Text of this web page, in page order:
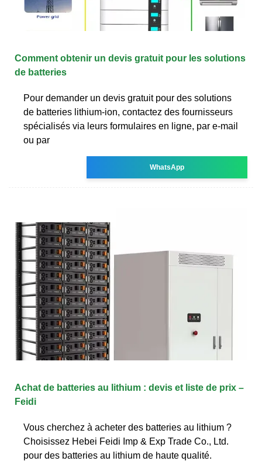
Comment obtenir un devis gratuit pour les solutions
de batteries
Pour demander un devis gratuit pour des solutions
de batteries lithium-ion, contactez des fournisseurs
spécialisés via leurs formulaires en ligne, par e-mail
ou par
WhatsApp
Achat de batteries au lithium : devis et liste de prix –
Feidi
Vous cherchez à acheter des batteries au lithium ?
Choisissez Hebei Feidi Imp & Exp Trade Co., Ltd.
pour des batteries au lithium de haute qualité.